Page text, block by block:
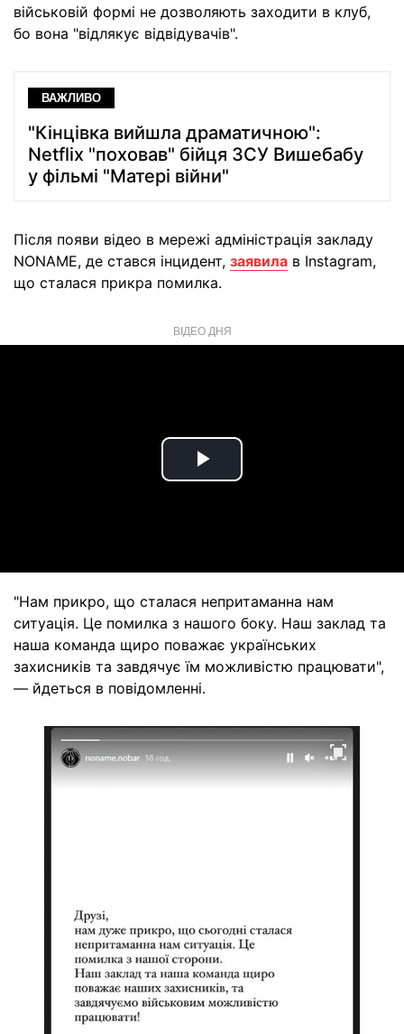
військовій формі не дозволяють заходити в клуб,
бо вона "відлякує відвідувачів".
ВАЖЛИВО
"Кінцівка вийшла драматичною":
Netflix "поховав" бійця ЗСУ Вишебабу
у фільмі "Матері війни"
Після появи відео в мережі адміністрація закладу
NONAME, де стався інцидент, заявила в Instagram,
що сталася прикра помилка.
ВІДЕО ДНЯ
Play
"Нам прикро, що сталася непритаманна нам
ситуація. Це помилка з нашого боку. Наш заклад та
наша команда щиро поважає українських
захисників та завдячує їм можливістю працювати",
— йдеться в повідомленні.